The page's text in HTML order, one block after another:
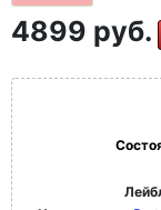
4899 руб.